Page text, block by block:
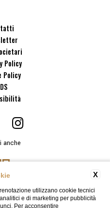
Policy
Policy
anche
X
utilizzano cookie tecnici
e di marketing per pubblicità
Per acconsentire